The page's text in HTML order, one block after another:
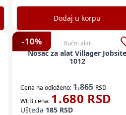
Dodaj u korpu
-10% Ručni alat
Nosač za alat Villager Jobsite
1012
Cena na odloženo:1.865 RSD
WEB cena: 1.680 RSD
Ušteda 185 RSD